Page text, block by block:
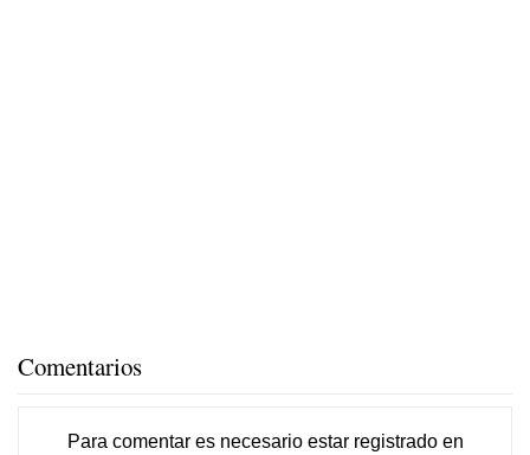
Comentarios
Para comentar es necesario estar registradoen